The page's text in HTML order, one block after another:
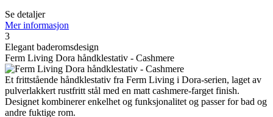
Se detaljer
Mer informasjon
3
Elegant baderomsdesign
Ferm Living Dora håndklestativ - Cashmere
Et frittstående håndklestativ fra Ferm Living i Dora-serien, laget av
pulverlakkert rustfritt stål med en matt cashmere-farget finish.
Designet kombinerer enkelhet og funksjonalitet og passer for bad og
andre fuktige rom.